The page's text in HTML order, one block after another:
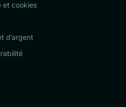
et cookies
d’argent